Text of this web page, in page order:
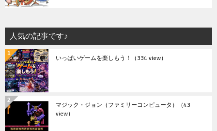
人気の記事です♪
いっぱいゲームを楽しもう！ （334 view）
マジック・ジョン（ファミリーコンピュータ） （43
view）